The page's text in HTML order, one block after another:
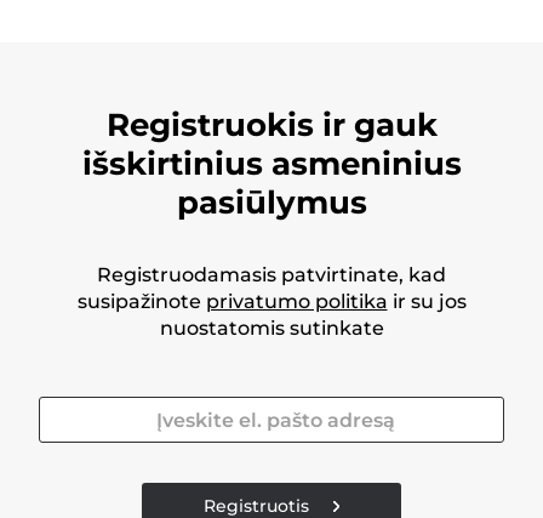
Registruokis ir gauk
išskirtinius asmeninius
pasiūlymus
Registruodamasis patvirtinate, kad
susipažinote privatumo politika ir su jos
nuostatomis sutinkate
Registruotis